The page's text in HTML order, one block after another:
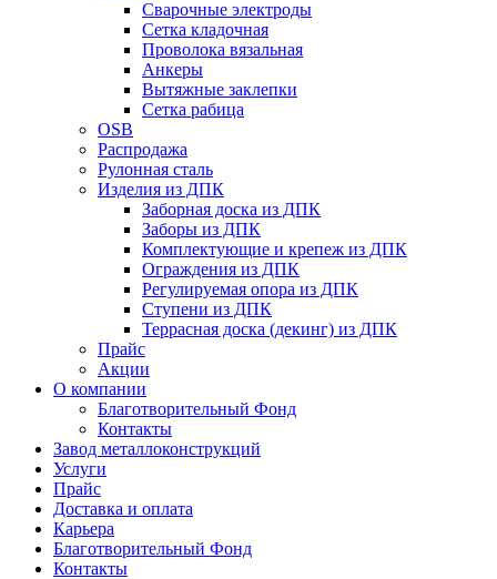
Сварочные электроды
Сетка кладочная
Проволока вязальная
Анкеры
Вытяжные заклепки
Сетка рабица
OSB
Распродажа
Рулонная сталь
Изделия из ДПК
Заборная доска из ДПК
Заборы из ДПК
Комплектующие и крепеж из ДПК
Ограждения из ДПК
Регулируемая опора из ДПК
Ступени из ДПК
Террасная доска (декинг) из ДПК
Прайс
Акции
О компании
Благотворительный Фонд
Контакты
Завод металлоконструкций
Услуги
Прайс
Доставка и оплата
Карьера
Благотворительный Фонд
Контакты